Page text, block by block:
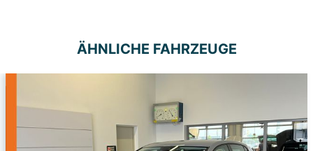
ÄHNLICHE FAHRZEUGE